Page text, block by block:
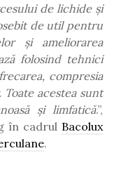
de lichide și
de util pentru
și ameliorarea
folosind tehnici
compresia
acestea sunt
și limfatică.”,
în cadrul Bacolux
.